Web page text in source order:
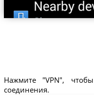
Нажмите "VPN",
соединения.